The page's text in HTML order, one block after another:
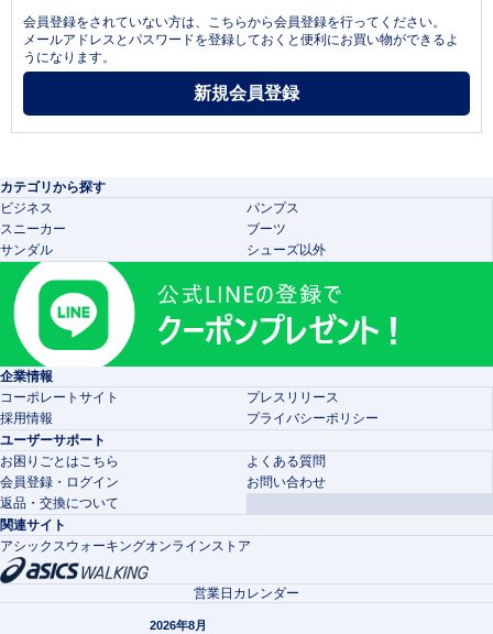
会員登録をされていない方は、こちらから会員登録を行ってください。
メールアドレスとパスワードを登録しておくと便利にお買い物ができるよ
うになります。
カテゴリから探す
ビジネス
パンプス
スニーカー
ブーツ
サンダル
シューズ以外
企業情報
コーポレートサイト
プレスリリース
採用情報
プライバシーポリシー
ユーザーサポート
お困りごとはこちら
よくある質問
会員登録・ログイン
お問い合わせ
返品・交換について
関連サイト
アシックスウォーキングオンラインストア
営業日カレンダー
2026年8月